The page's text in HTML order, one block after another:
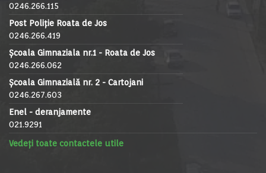
0246.266.115
Post Poliție Roata de Jos
0246.266.419
Școala Gimnaziala nr.1 - Roata de Jos
0246.266.062
Școala Gimnazială nr. 2 - Cartojani
0246.267.603
Enel - deranjamente
021.9291
Vedeți toate contactele utile